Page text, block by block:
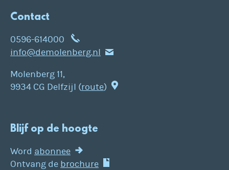
Contact
0596-614000
info@demolenberg.nl
Molenberg 11,
9934 CG Delfzijl (route)
Blijf op de hoogte
Word abonnee
Ontvang de brochure